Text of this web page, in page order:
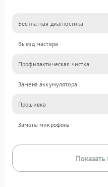
Бесплатная диагностика
Выезд мастера
Профилактическая чистка
Замена аккумулятора
Прошивка
Замена микрофона
Показать